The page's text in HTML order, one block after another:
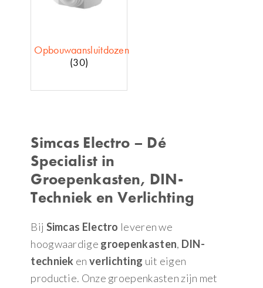
Opbouwaansluitdozen
(30)
Simcas Electro – Dé
Specialist in
Groepenkasten, DIN-
Techniek en Verlichting
Bij Simcas Electro leveren we
hoogwaardige groepenkasten, DIN-
techniek en verlichting uit eigen
productie. Onze groepenkasten zijn met